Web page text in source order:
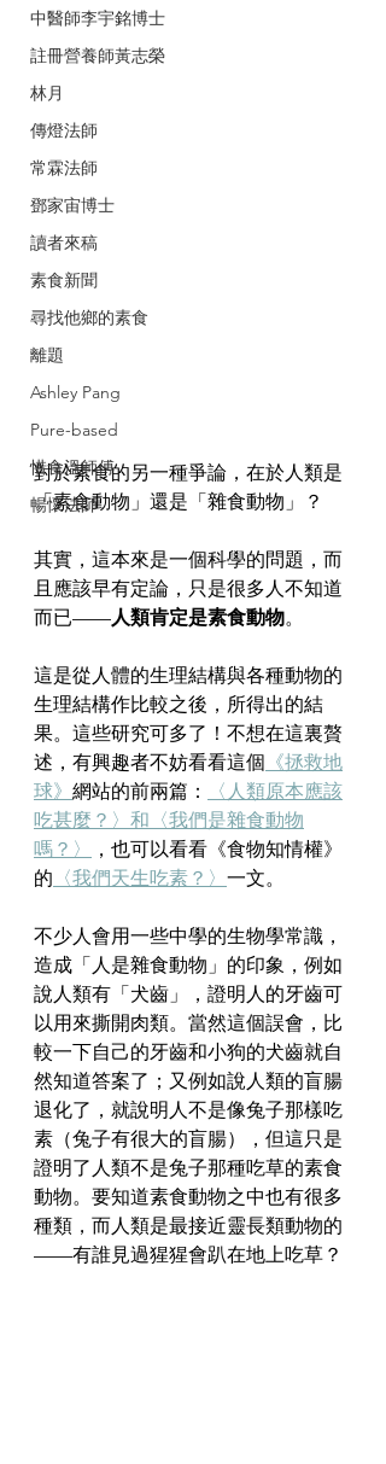
中醫師李宇銘博士
註冊營養師黃志榮
林月
傳燈法師
常霖法師
鄧家宙博士
讀者來稿
素食新聞
尋找他鄉的素食
離題
Ashley Pang
Pure-based
惜食溫師傅
暢懷法師
對於素食的另一種爭論，在於人類是
「素食動物」還是「雜食動物」？
其實，這本來是一個科學的問題，而
且應該早有定論，只是很多人不知道
而已——人類肯定是素食動物。
這是從人體的生理結構與各種動物的
生理結構作比較之後，所得出的結
果。這些研究可多了！不想在這裏贅
述，有興趣者不妨看看這個 《拯救地
球》 網站的前兩篇：
〈人類原本應該
吃甚麼？〉 和 〈我們是雜食動物
嗎？〉
，也可以看看《食物知情權》
的 〈我們天生吃素？〉 一文。
不少人會用一些中學的生物學常識，
造成「人是雜食動物」的印象，例如
說人類有「犬齒」，證明人的牙齒可
以用來撕開肉類。當然這個誤會，比
較一下自己的牙齒和小狗的犬齒就自
然知道答案了；又例如說人類的盲腸
退化了，就說明人不是像兔子那樣吃
素（兔子有很大的盲腸），但這只是
證明了人類不是兔子那種吃草的素食
動物。要知道素食動物之中也有很多
種類，而人類是最接近靈長類動物的
——有誰見過猩猩會趴在地上吃草？